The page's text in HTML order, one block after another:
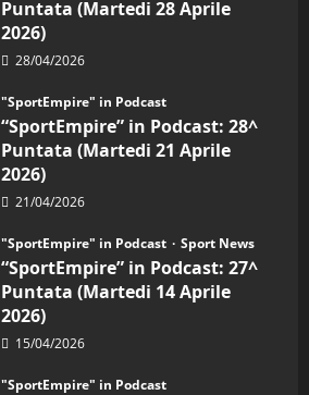
Puntata (Martedi 28 Aprile
2026)
28/04/2026
"SportEmpire" in Podcast
“SportEmpire” in Podcast: 28^
Puntata (Martedi 21 Aprile
2026)
21/04/2026
"SportEmpire" in Podcast Sport News
“SportEmpire” in Podcast: 27^
Puntata (Martedi 14 Aprile
2026)
15/04/2026
"SportEmpire" in Podcast